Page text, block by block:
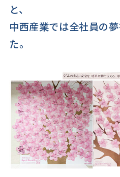
と、
中西産業では全社員の
た。